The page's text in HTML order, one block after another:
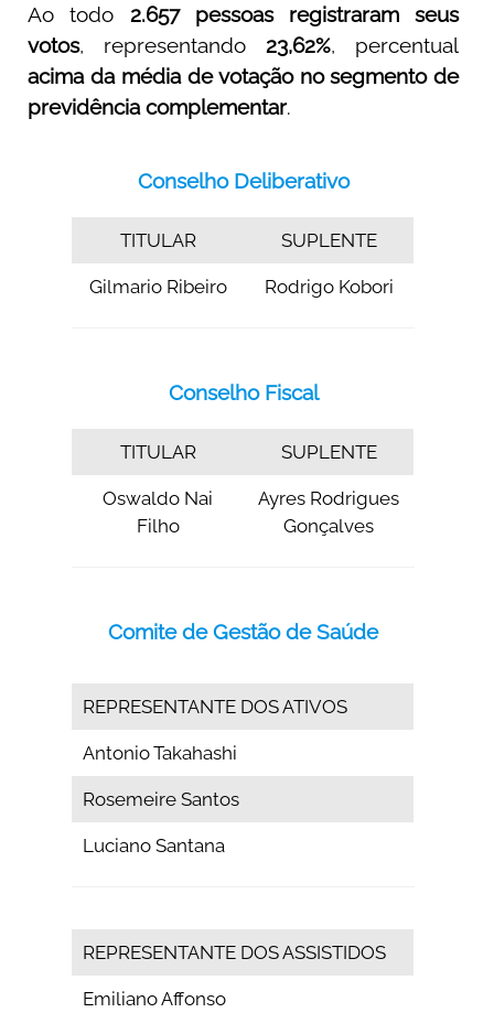
Ao todo 2.657 pessoas registraram seus
votos, representando 23,62%, percentual
acima da média de votação no segmento de
previdência complementar.
Conselho Deliberativo
TITULAR SUPLENTE
Gilmario Ribeiro Rodrigo Kobori
Conselho Fiscal
TITULAR SUPLENTE
Oswaldo Nai
Filho
Ayres Rodrigues
Gonçalves
Comite de Gestão de Saúde
REPRESENTANTE DOS ATIVOS
Antonio Takahashi
Rosemeire Santos
Luciano Santana
REPRESENTANTE DOS ASSISTIDOS
Emiliano Affonso